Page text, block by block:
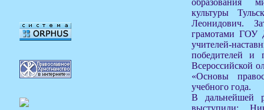
культуры
Леонидович.
грамотами
учителей-
победителей и
Всероссийской
«Основы
учебного года.
В дальнейшей
выступили: